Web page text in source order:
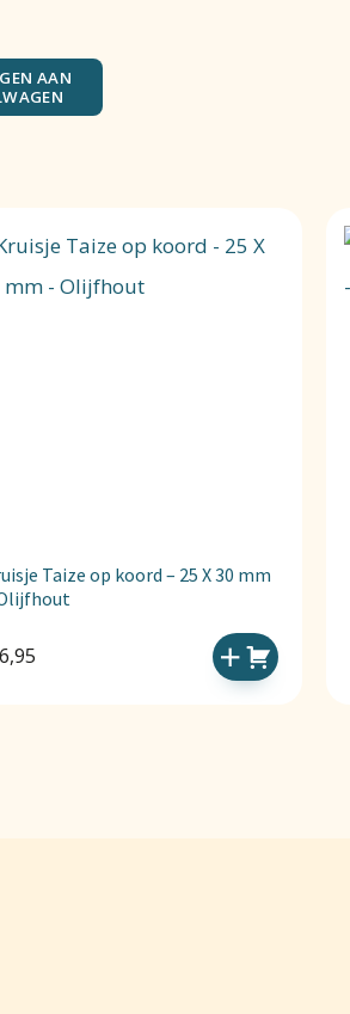
AAN
Taize op koord – 25 X 30 mm
6,95